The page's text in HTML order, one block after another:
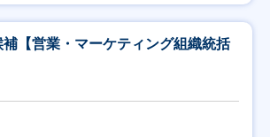
【営業・マーケティング組織統括